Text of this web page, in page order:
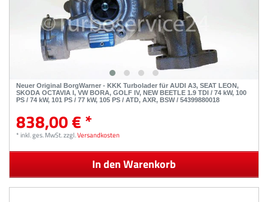
Neuer Original BorgWarner - KKK Turbolader für AUDI A3, SEAT LEON,
SKODA OCTAVIA I, VW BORA, GOLF IV, NEW BEETLE 1.9 TDI / 74 kW, 100
PS / 74 kW, 101 PS / 77 kW, 105 PS / ATD, AXR, BSW / 54399880018
838,00 € *
*inkl. ges. MwSt.zzgl.Versandkosten
In den Warenkorb